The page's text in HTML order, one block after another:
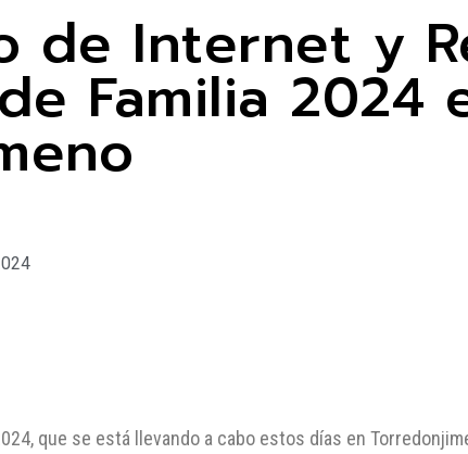
de Internet y
Familia 2024
que se está llevando a cabo estos días en